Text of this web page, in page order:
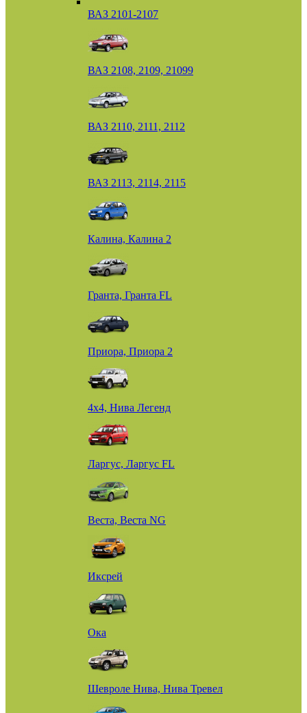
ВАЗ 2101-2107
ВАЗ 2108, 2109, 21099
ВАЗ 2110, 2111, 2112
ВАЗ 2113, 2114, 2115
Калина, Калина 2
Гранта, Гранта FL
Приора, Приора 2
4х4, Нива Легенд
Ларгус, Ларгус FL
Веста, Веста NG
Иксрей
Ока
Шевроле Нива, Нива Тревел